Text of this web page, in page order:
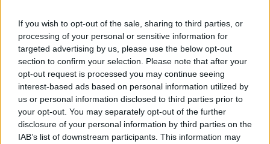
If you wish to opt-out of the sale, sharing to third parties, or
processing of your personal or sensitive information for
targeted advertising by us, please use the below opt-out
section to confirm your selection. Please note that after your
opt-out request is processed you may continue seeing
interest-based ads based on personal information utilized by
us or personal information disclosed to third parties prior to
your opt-out. You may separately opt-out of the further
disclosure of your personal information by third parties on the
IAB’s list of downstream participants. This information may